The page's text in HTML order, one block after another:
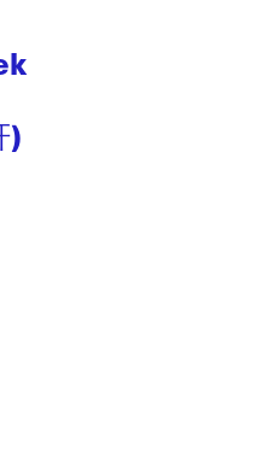
)